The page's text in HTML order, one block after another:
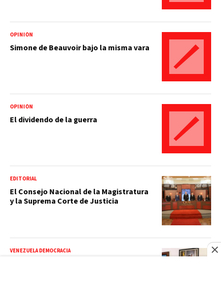
OPINIÓN
Simone de Beauvoir bajo la misma vara
OPINIÓN
El dividendo de la guerra
EDITORIAL
El Consejo Nacional de la Magistratura
y la Suprema Corte de Justicia
VENEZUELA DEMOCRACIA